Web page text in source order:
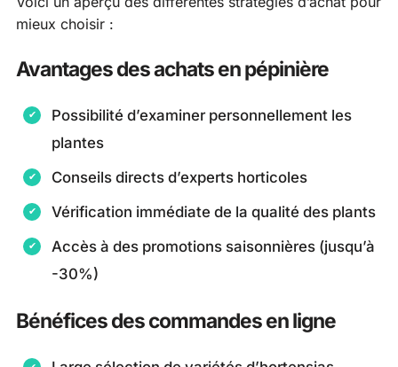
mieux choisir :
Avantages des achats en pépinière
Possibilité d’examiner personnellement les
plantes
Conseils directs d’experts horticoles
Vérification immédiate de la qualité des plants
Accès à des promotions saisonnières (jusqu’à
-30%)
Bénéfices des commandes en ligne